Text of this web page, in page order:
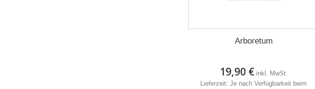
Arboretum
19,90 € inkl. MwSt.
Lieferzeit: Je nach Verfügbarkeit beim